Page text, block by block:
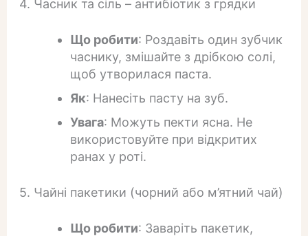
4. Часник та сіль – антибіотик з грядки
Що робити: Роздавіть один зубчик
часнику, змішайте з дрібкою солі,
щоб утворилася паста.
Як: Нанесіть пасту на зуб.
Увага: Можуть пекти ясна. Не
використовуйте при відкритих
ранах у роті.
5. Чайні пакетики (чорний або м’ятний чай)
Що робити: Заваріть пакетик,